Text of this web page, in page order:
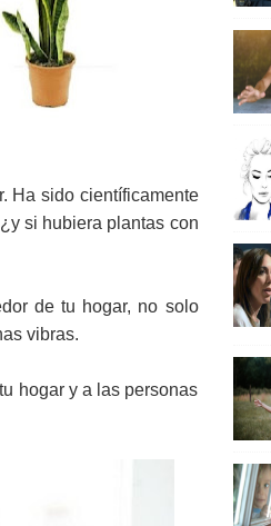
Ha sido científicamente
si hubiera plantas con
de tu hogar, no solo
vibras.
hogar y a las personas